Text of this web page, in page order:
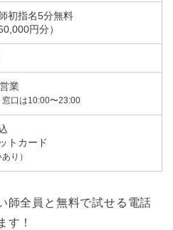
初指名5分無料
円分）
業
窓口は10:00〜23:00
トカード
り）
師全員と無料で試せる電話
す！